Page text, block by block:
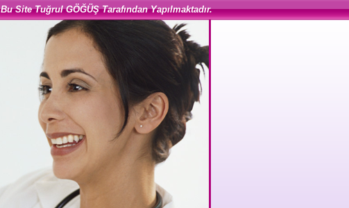
Bu Site Tuğrul GÖĞÜŞ Tarafından Yapılmaktadır.